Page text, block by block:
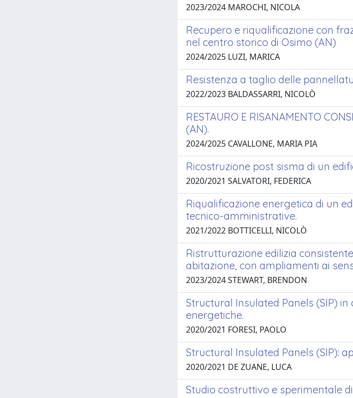
2023/2024 MAROCHI, NICOLA
Recupero e riqualificazione con
nel centro storico di Osimo (AN)
2024/2025 LUZI, MARICA
Resistenza a taglio delle
2022/2023 BALDASSARRI, NICOLÒ
RESTAURO E RISANAMENTO
(AN).
2024/2025 CAVALLONE, MARIA PIA
Ricostruzione post sisma di un
2020/2021 SALVATORI, FEDERICA
Riqualificazione energetica di un
tecnico-amministrative.
2021/2022 BOTTICELLI, NICOLÒ
Ristrutturazione edilizia
abitazione, con ampliamenti ai
2023/2024 STEWART, BRENDON
Structural Insulated Panels (SIP)
energetiche.
2020/2021 FORESI, PAOLO
Structural Insulated Panels (SIP):
2020/2021 DE ZUANE, LUCA
Studio costruttivo e sperimentale